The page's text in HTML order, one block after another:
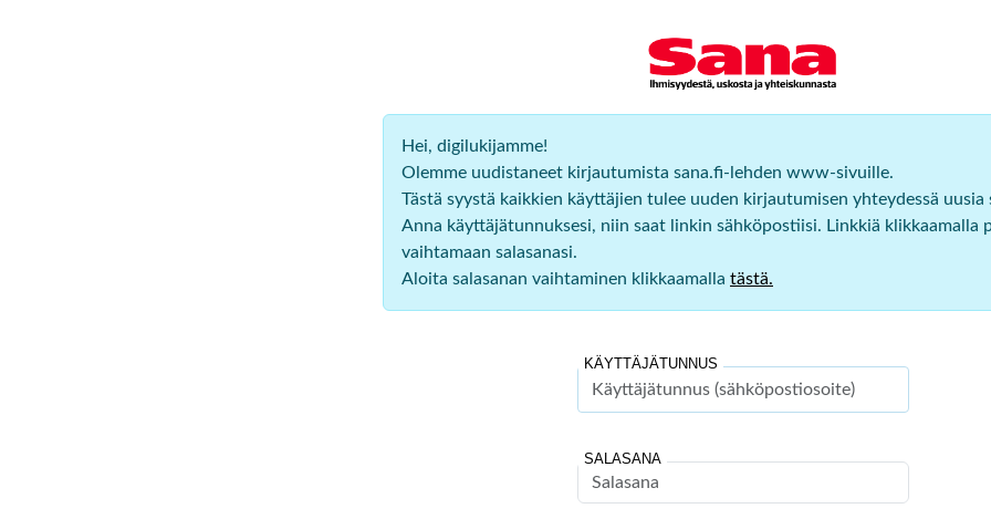
Hei, digilukijamme!
Olemme uudistaneet kirjautumista sana.fi-lehden www-sivuille.
Tästä syystä kaikkien käyttäjien tulee uuden kirjautumisen yhteydessä uusia
Anna käyttäjätunnuksesi, niin saat linkin sähköpostiisi. Linkkiä klikkaamalla
vaihtamaan salasanasi.
Aloita salasanan vaihtaminen klikkaamalla tästä.
KÄYTTÄJÄTUNNUS
SALASANA